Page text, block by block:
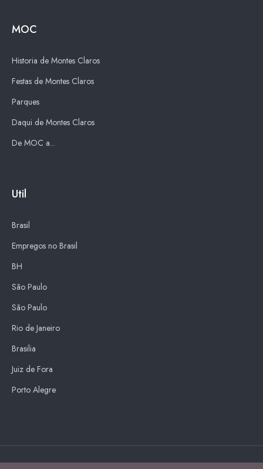
MOC
Historia de Montes Claros
Festas de Montes Claros
Parques
Daqui de Montes Claros
De MOC a...
Util
Brasil
Empregos no Brasil
BH
São Paulo
São Paulo
Rio de Janeiro
Brasilia
Juiz de Fora
Porto Alegre